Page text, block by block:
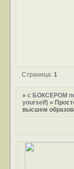
Страница: 1
»с БОКСЕРОМ
yourself) »
высшем